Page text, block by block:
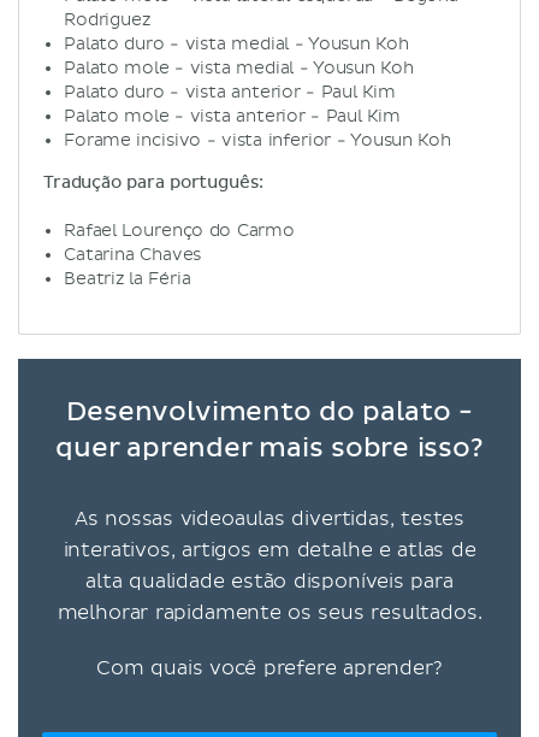
Rodriguez
Palato duro - vista medial - Yousun Koh
Palato mole - vista medial - Yousun Koh
Palato duro - vista anterior - Paul Kim
Palato mole - vista anterior - Paul Kim
Forame incisivo - vista inferior - Yousun Koh
Tradução para português:
Rafael Lourenço do Carmo
Catarina Chaves
Beatriz la Féria
Desenvolvimento do palato -
quer aprender mais sobre isso?
As nossas videoaulas divertidas, testes
interativos, artigos em detalhe e atlas de
alta qualidade estão disponíveis para
melhorar rapidamente os seus resultados.
Com quais você prefere aprender?